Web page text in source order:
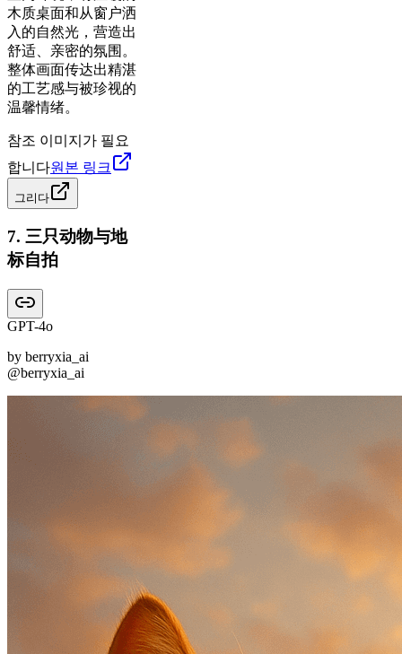
木质桌面和从窗户洒
入的自然光，营造出
舒适、亲密的氛围。
整体画面传达出精湛
的工艺感与被珍视的
温馨情绪。
참조 이미지가 필요
합니다원본 링크
그리다
7. 三只动物与地
标自拍
GPT-4o
by berryxia_ai
@berryxia_ai